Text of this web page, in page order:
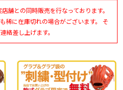
舗との同時販売を行なっております。
稀に在庫切れの場合がございます。 そ
絡差し上げます。